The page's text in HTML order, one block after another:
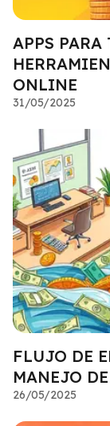
APPS PARA
ONLINE
31/05/2025
FLUJO DE
MANEJO
26/05/2025